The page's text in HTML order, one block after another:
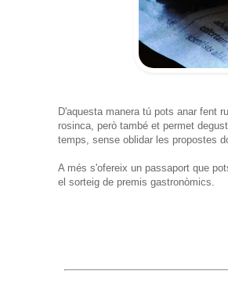
D'aquesta manera tú pots anar fent
rosinca, però també et permet
temps, sense oblidar les propostes
A més s'ofereix un passaport que
el sorteig de premis gastronòmics.